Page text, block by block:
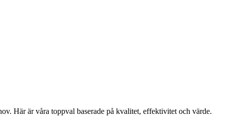
Här är våra toppval baserade på kvalitet, effektivitet och värde.